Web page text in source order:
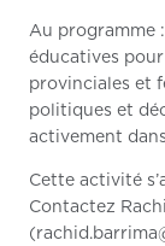
Au programme
éducatives
provinciales et
politiques et
activement
Cette activité
Contactez